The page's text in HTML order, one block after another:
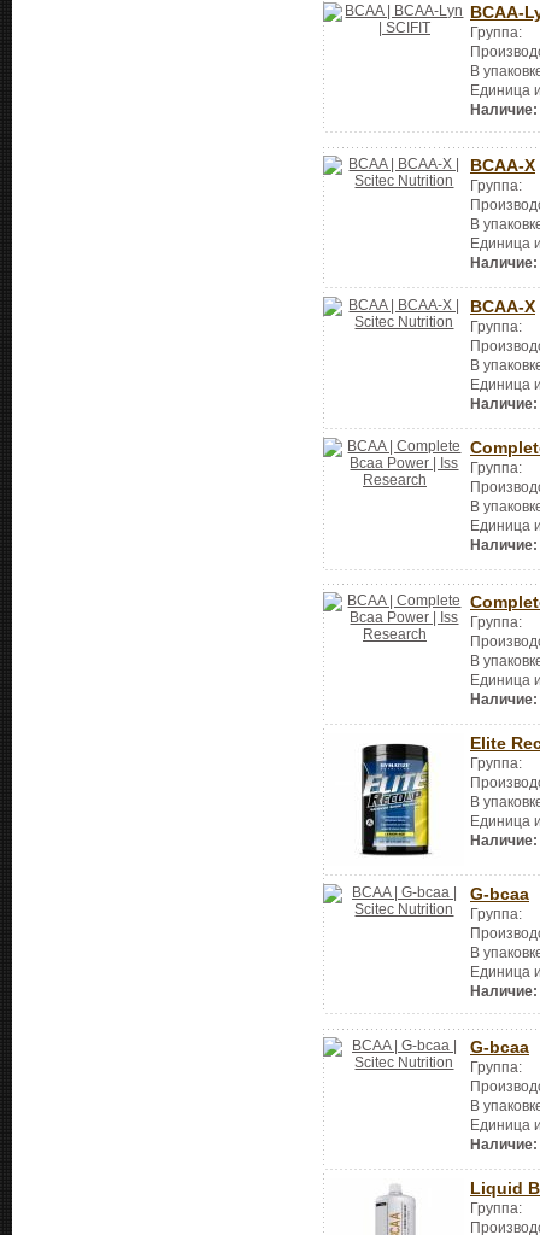
BCAA-
Группа:
В
Единица
Наличие:
BCAA-X
Группа:
В
Единица
Наличие:
BCAA-X
Группа:
В
Единица
Наличие:
Группа:
В
Единица
Наличие:
Группа:
В
Единица
Наличие:
Elite
Группа:
В
Единица
Наличие:
G-bcaa
Группа:
В
Единица
Наличие:
G-bcaa
Группа:
В
Единица
Наличие:
Liquid
Группа: